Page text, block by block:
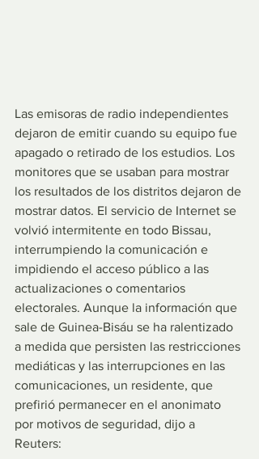
Las emisoras de radio independientes
dejaron de emitir cuando su equipo fue
apagado o retirado de los estudios. Los
monitores que se usaban para mostrar
los resultados de los distritos dejaron de
mostrar datos. El servicio de Internet se
volvió intermitente en todo Bissau,
interrumpiendo la comunicación e
impidiendo el acceso público a las
actualizaciones o comentarios
electorales. Aunque la información que
sale de Guinea-Bisáu se ha ralentizado
a medida que persisten las restricciones
mediáticas y las interrupciones en las
comunicaciones, un residente, que
prefirió permanecer en el anonimato
por motivos de seguridad, dijo a
Reuters: